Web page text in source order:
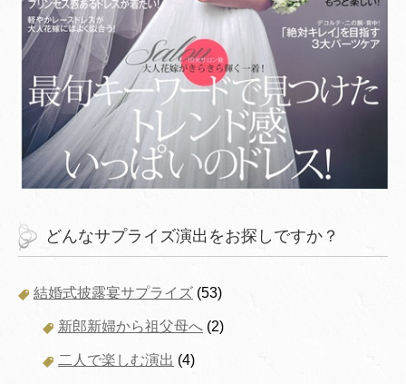
どんなサプライズ演出をお探しですか？
結婚式披露宴サプライズ (53)
新郎新婦から祖父母へ (2)
二人で楽しむ演出 (4)